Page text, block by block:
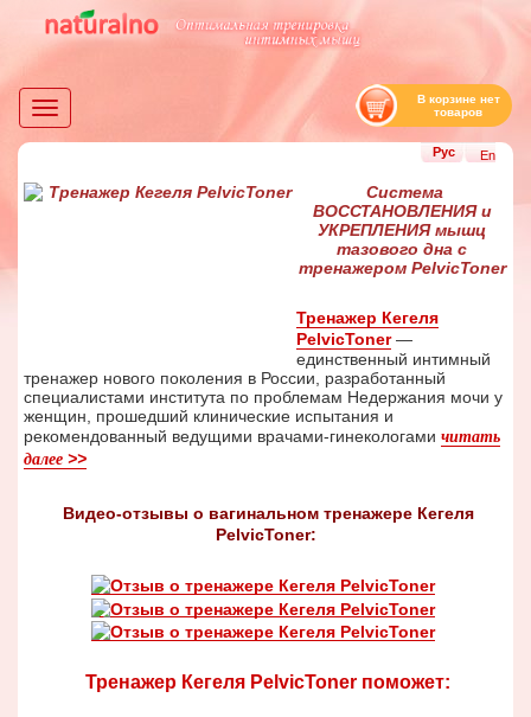
Toggle
navigation
В корзине нет
товаров
Рус En
Система
ВОССТАНОВЛЕНИЯ и
УКРЕПЛЕНИЯ мышц
тазового дна с
тренажером PelvicToner
Тренажер Кегеля
PelvicToner—
единственный интимный
тренажер нового поколения в России, разработанный
специалистами института по проблемам Недержания мочи у
женщин, прошедший клинические испытания и
рекомендованный ведущими врачами-гинекологами читать
далее >>
Видео-отзывы о вагинальном тренажере Кегеля
PelvicToner:
Тренажер Кегеля PelvicToner поможет: